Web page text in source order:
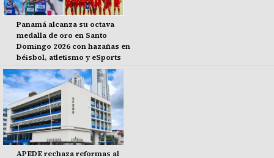
Panamá alcanza su octava
medalla de oro en Santo
Domingo 2026 con hazañas en
béisbol, atletismo y eSports
APEDE rechaza reformas al